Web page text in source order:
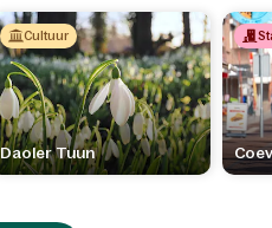
Cultuur
Daoler Tuun